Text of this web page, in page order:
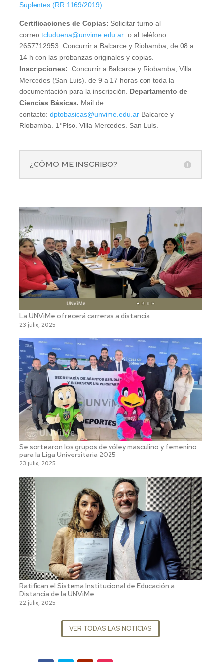
Suplentes (RR 1169/2019)
Certificaciones de Copias: Solicitar turno al
correo tcluduena@unvime.edu.aro al teléfono
2657712953. Concurrir a Balcarce y Riobamba, de 08 a
14 h con las probanzas originales y copias.
Inscripciones: Concurrir a Balcarce y Riobamba, Villa
Mercedes (San Luis), de 9 a 17 horas con toda la
documentación para la inscripción. Departamento de
Ciencias Básicas. Mail de
contacto: dptobasicas@unvime.edu.arBalcarce y
Riobamba. 1°Piso. Villa Mercedes. San Luis.
¿CÓMO ME INSCRIBO?
La UNViMe ofrecerá carreras a distancia
23 julio, 2025
Se sortearon los grupos de vóley masculino y femenino
para la Liga Universitaria 2025
23 julio, 2025
Ratifican el Sistema Institucional de Educación a
Distancia de la UNViMe
22 julio, 2025
VER TODAS LAS NOTICIAS